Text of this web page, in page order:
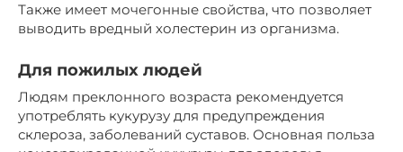
Также имеет мочегонные свойства, что позволяет
выводить вредный холестерин из организма.
Для пожилых людей
Людям преклонного возраста рекомендуется
употреблять кукурузу для предупреждения
склероза, заболеваний суставов. Основная польза